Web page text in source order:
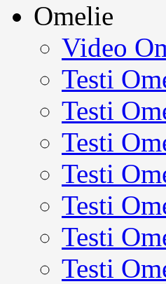
Omelie
Video
Testi
Testi
Testi
Testi
Testi
Testi
Testi